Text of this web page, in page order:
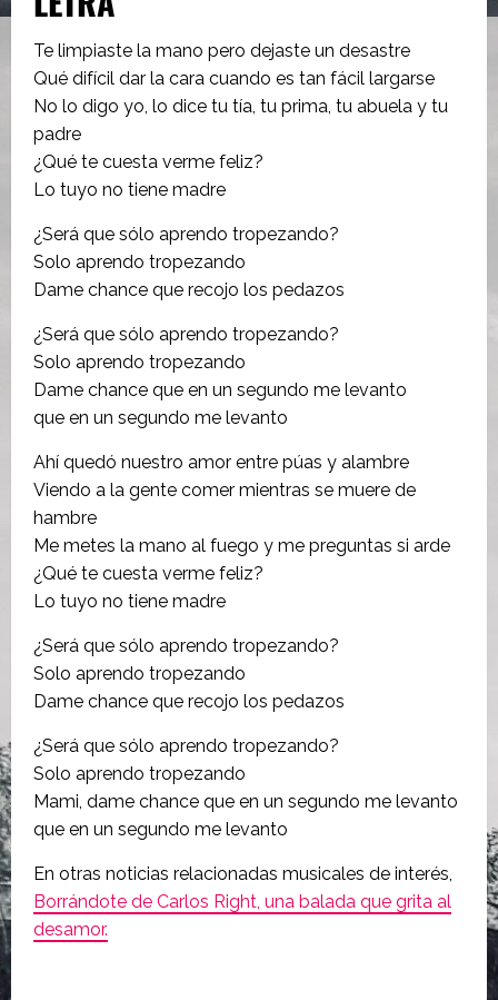
Te limpiaste la mano pero dejaste un desastre
Qué difícil dar la cara cuando es tan fácil largarse
No lo digo yo, lo dice tu tía, tu prima, tu abuela y tu
padre
¿Qué te cuesta verme feliz?
Lo tuyo no tiene madre
¿Será que sólo aprendo tropezando?
Solo aprendo tropezando
Dame chance que recojo los pedazos
¿Será que sólo aprendo tropezando?
Solo aprendo tropezando
Dame chance que en un segundo me levanto
que en un segundo me levanto
Ahí quedó nuestro amor entre púas y alambre
Viendo a la gente comer mientras se muere de
hambre
Me metes la mano al fuego y me preguntas si arde
¿Qué te cuesta verme feliz?
Lo tuyo no tiene madre
¿Será que sólo aprendo tropezando?
Solo aprendo tropezando
Dame chance que recojo los pedazos
¿Será que sólo aprendo tropezando?
Solo aprendo tropezando
Mami, dame chance que en un segundo me levanto
que en un segundo me levanto
En otras noticias relacionadas musicales de interés,
Borrándote de Carlos Right, una balada que grita al
desamor.